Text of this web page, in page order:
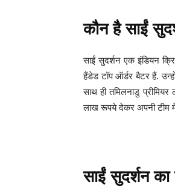
कौन है साईं
साईं सुदर्शन एक इंडियन
हैंडेड टॉप ऑर्डर बैटर हैं.
साथ ही तमिलनाडु
लाख रूपये देकर अपनी टीम में
साईं सुदर्शन